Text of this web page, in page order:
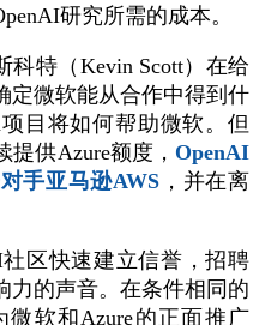
研究所需的成本。
科特（Kevin Scott）在给
定微软能从合作中得到什
目将如何帮助微软。但
供Azure额度， OpenAI
手亚马逊AWS ，并在离
区快速建立信誉，招聘
力的声音。在条件相同的
微软和Azure的正面推广